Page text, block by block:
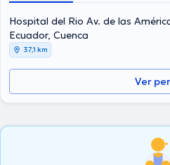
Hospital del Rio Av. de las
Ecuador, Cuenca
37,1 km
Ver